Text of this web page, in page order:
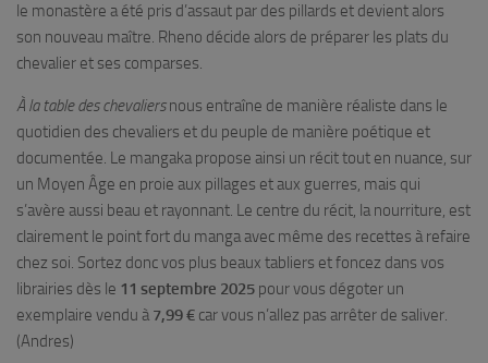
le monastère a été pris d’assaut par des pillards et devient alors
son nouveau maître. Rheno décide alors de préparer les plats du
chevalier et ses comparses.
À la table des chevaliersnous entraîne de manière réaliste dans le
quotidien des chevaliers et du peuple de manière poétique et
documentée. Le mangaka propose ainsi un récit tout en nuance, sur
un Moyen Âge en proie aux pillages et aux guerres, mais qui
s’avère aussi beau et rayonnant. Le centre du récit, la nourriture, est
clairement le point fort du manga avec même des recettes à refaire
chez soi. Sortez donc vos plus beaux tabliers et foncez dans vos
librairies dès le 11 septembre 2025 pour vous dégoter un
exemplaire vendu à 7,99 € car vous n’allez pas arrêter de saliver.
(Andres)